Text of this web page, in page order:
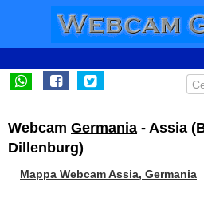
Webcam Germania - Assia
Dillenburg)
Mappa Webcam Assia, Germania